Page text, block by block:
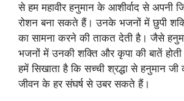
से हम महावीर हनुमान के आशीर्वाद से अपनी
रोशन बना सकते हैं। उनके भजनों में छुपी
का सामना करने की ताकत देती है। जैसे
भजनों में उनकी शक्ति और कृपा की बातें
हमें सिखाता है कि सच्ची श्रद्धा से हनुमान
जीवन के हर संघर्ष से उबर सकते हैं।